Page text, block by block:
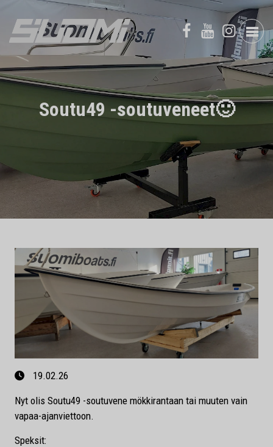
Soutu49 -soutuveneet🙂
19.02.26
Nyt olis Soutu49 -soutuvene mökkirantaan tai muuten vain
vapaa-ajanviettoon.
Speksit: